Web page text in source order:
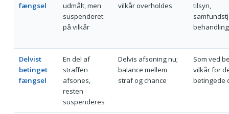
fængsel
udmålt, men
suspenderet
på vilkår
vilkår overholdes
tilsyn,
Delvist
betinget
fængsel
En del af
straffen
afsones,
resten
suspenderes
Delvis afsoning nu;
balance mellem
straf og chance
Som ved
vilkår for
betingede